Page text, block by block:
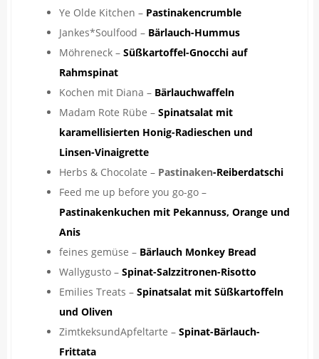
Ye Olde Kitchen – Pastinakencrumble
Jankes*Soulfood – Bärlauch-Hummus
Möhreneck – Süßkartoffel-Gnocchi auf
Rahmspinat
Kochen mit Diana – Bärlauchwaffeln
Madam Rote Rübe – Spinatsalat mit
karamellisierten Honig-Radieschen und
Linsen-Vinaigrette
Herbs & Chocolate – Pastinaken-Reiberdatschi
Feed me up before you go-go –
Pastinakenkuchen mit Pekannuss, Orange und
Anis
feines gemüse – Bärlauch Monkey Bread
Wallygusto – Spinat-Salzzitronen-Risotto
Emilies Treats – Spinatsalat mit Süßkartoffeln
und Oliven
ZimtkeksundApfeltarte – Spinat-Bärlauch-
Frittata